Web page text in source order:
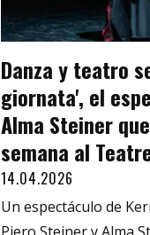
Danza y teatro
giornata', el
Alma Steiner
semana al
14.04.2026
Un espectáculo de